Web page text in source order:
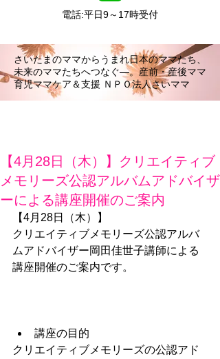
電話:平日9～17時受付
さいたまのママからうまれ日本のママたち、
未来のママたちへつなぐ―。産前・産後ママ
育児ママケア＆支援 ＮＰＯ法人さいママ
【4月28日（木）】クリエイティブ
メモリーズ公認アルバムアドバイザ
ーによる講座開催のご案内
【4月28日（木）】
クリエイティブメモリーズ公認アルバ
ムアドバイザー岡田佳世子講師による
講座開催のご案内です。
講座の目的
クリエイティブメモリーズの公認アド